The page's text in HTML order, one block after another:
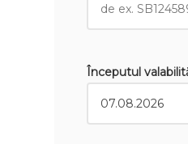
Începutul